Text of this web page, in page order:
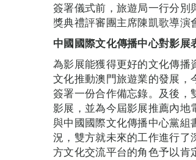
簽署儀式前，旅遊局一行分別
獎典禮評審團主席陳凱歌導演
中國國際文化傳播中心對影展
為影展能獲得更好的文化傳播
文化推動澳門旅遊業的發展，
簽署一份合作備忘錄。及後，
影展，並為今屆影展推薦內地
與中國國際文化傳播中心黨組
況，雙方就未來的工作進行了
方文化交流平台的角色予以肯